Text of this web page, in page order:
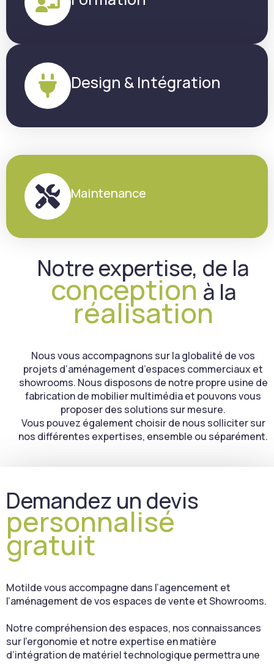
Design & Intégration
Maintenance
Notre expertise, de la
conception à la
réalisation
Nous vous accompagnons sur la globalité de vos
projets d’aménagement d’espaces commerciaux et
showrooms. Nous disposons de notre propre usine de
fabrication de mobilier multimédia et pouvons vous
proposer des solutions sur mesure.
Vous pouvez également choisir de nous solliciter sur
nos différentes expertises, ensemble ou séparément.
Demandez un devis
personnalisé
gratuit
Motilde vous accompagne dans l’agencement et
l’aménagement de vos espaces de vente et Showrooms.
Notre compréhension des espaces, nos connaissances
sur l’ergonomie et notre expertise en matière
d’intégration de matériel technologique permettra une